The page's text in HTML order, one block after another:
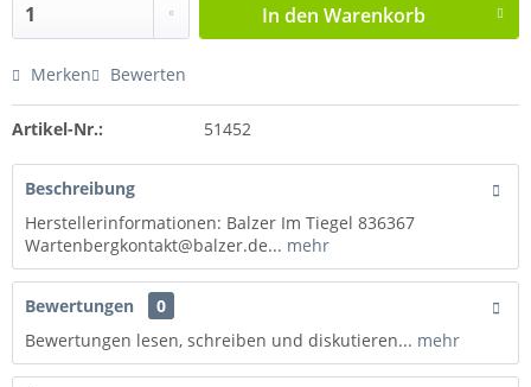
In den Warenkorb
Merken Bewerten
Artikel-Nr.: 51452
Beschreibung
Herstellerinformationen: Balzer Im Tiegel 836367
Wartenbergkontakt@balzer.de... mehr
Bewertungen
0
Bewertungen lesen, schreiben und diskutieren... mehr